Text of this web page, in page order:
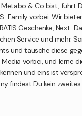
Metabo & Co bist, führt
Family vorbei. Wir
Geschenke, Next-
Service und mehr.
und tausche diese
vorbei, und lerne
und eins ist
findest Du kein zweites